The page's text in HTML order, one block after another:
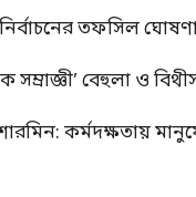
তফসিল
বেহুলা ও
কর্মদক্ষতায়